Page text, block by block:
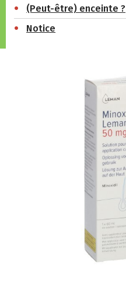
(Peut-être) enceinte ?
Notice